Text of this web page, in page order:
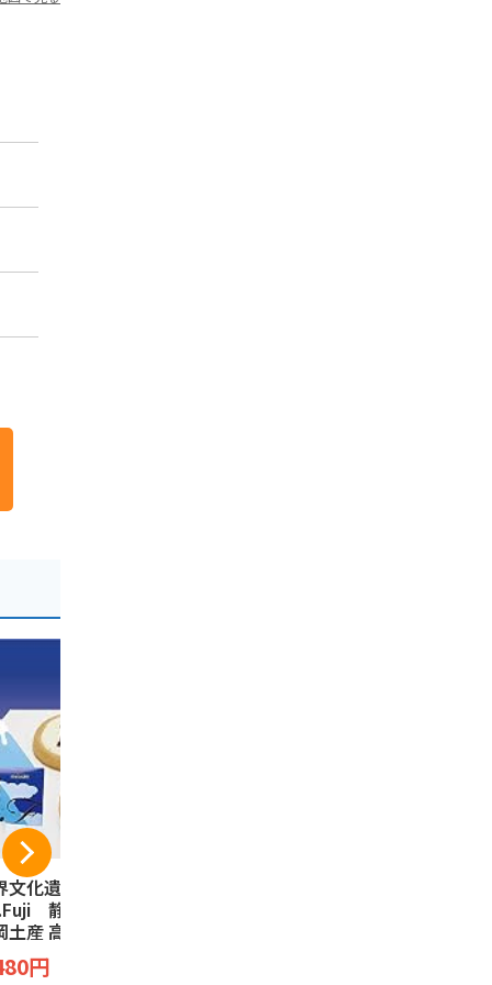
文化遺産 3776
静岡限定
土産 高速道路限
士山タルトク
ー Fujisan Tart
円